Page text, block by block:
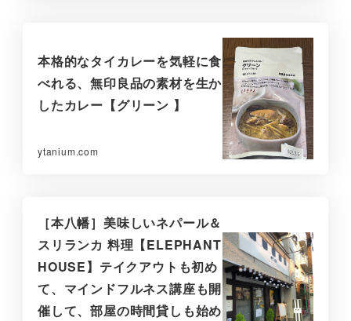
本格的なタイカレーを気軽に食
べれる、無印良品の素材を生か
したカレー【グリーン 】
ytanium.com
［本八幡］美味しいネパール＆
スリランカ 料理【ELEPHANT
HOUSE】テイクアウトも初め
て、マインドフルネス講座も開
催して、部屋の時間貸しも始め